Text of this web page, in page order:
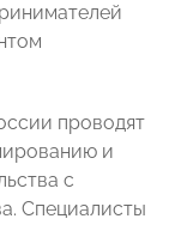
проводят
и
с
Специалисты